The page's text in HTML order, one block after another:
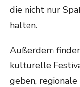
die nicht nur
halten.
Außerdem
kulturelle
geben,